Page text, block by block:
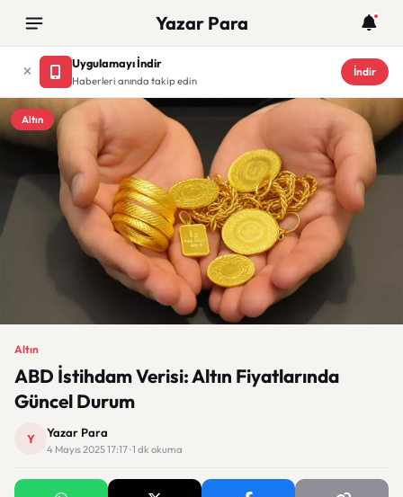
Yazar Para
Uygulamayı İndir
Haberleri anında takip edin
İndir
Altın
Altın
ABD İstihdam Verisi: Altın Fiyatlarında
Güncel Durum
Y Yazar Para
4 Mayıs 2025 17:17 · 1 dk okuma